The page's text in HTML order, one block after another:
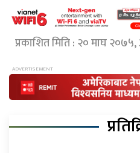
प्रकाशित मिति : २० माघ